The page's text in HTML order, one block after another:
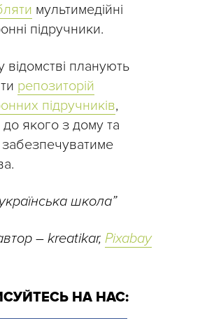
мультимедійні
підручники.
відомстві планують
репозиторій
підручників,
до якого з дому та
школа”
– kreatikar, Pixabay
НА НАС: